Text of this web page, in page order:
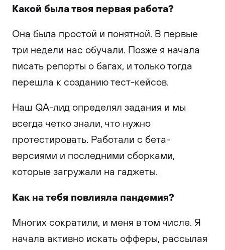
Какой была твоя первая работа?
Она была простой и понятной. В первые
три недели нас обучали. Позже я начала
писать репорты о багах, и только тогда
перешла к созданию тест-кейсов.
Наш QA-лид определял задания и мы
всегда четко знали, что нужно
протестировать. Работали с бета-
версиями и последними сборками,
которые загружали на гаджеты.
Как на тебя повлияла пандемия?
Многих сократили, и меня в том числе. Я
начала активно искать офферы, рассылая